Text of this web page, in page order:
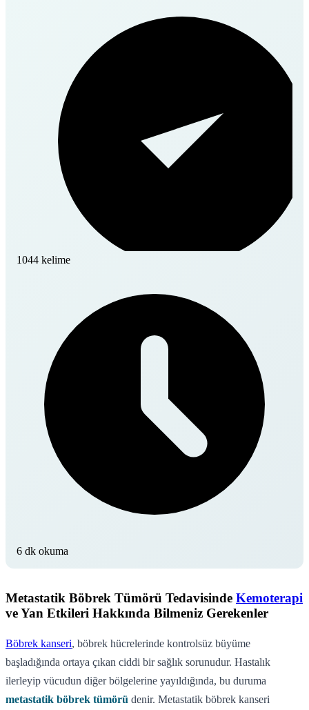
1044 kelime
6 dk okuma
Metastatik Böbrek Tümörü Tedavisinde Kemoterapi
ve Yan Etkileri Hakkında Bilmeniz Gerekenler
Böbrek kanseri, böbrek hücrelerinde kontrolsüz büyüme
başladığında ortaya çıkan ciddi bir sağlık sorunudur. Hastalık
ilerleyip vücudun diğer bölgelerine yayıldığında, bu duruma
metastatik böbrek tümörü denir. Metastatik böbrek kanseri